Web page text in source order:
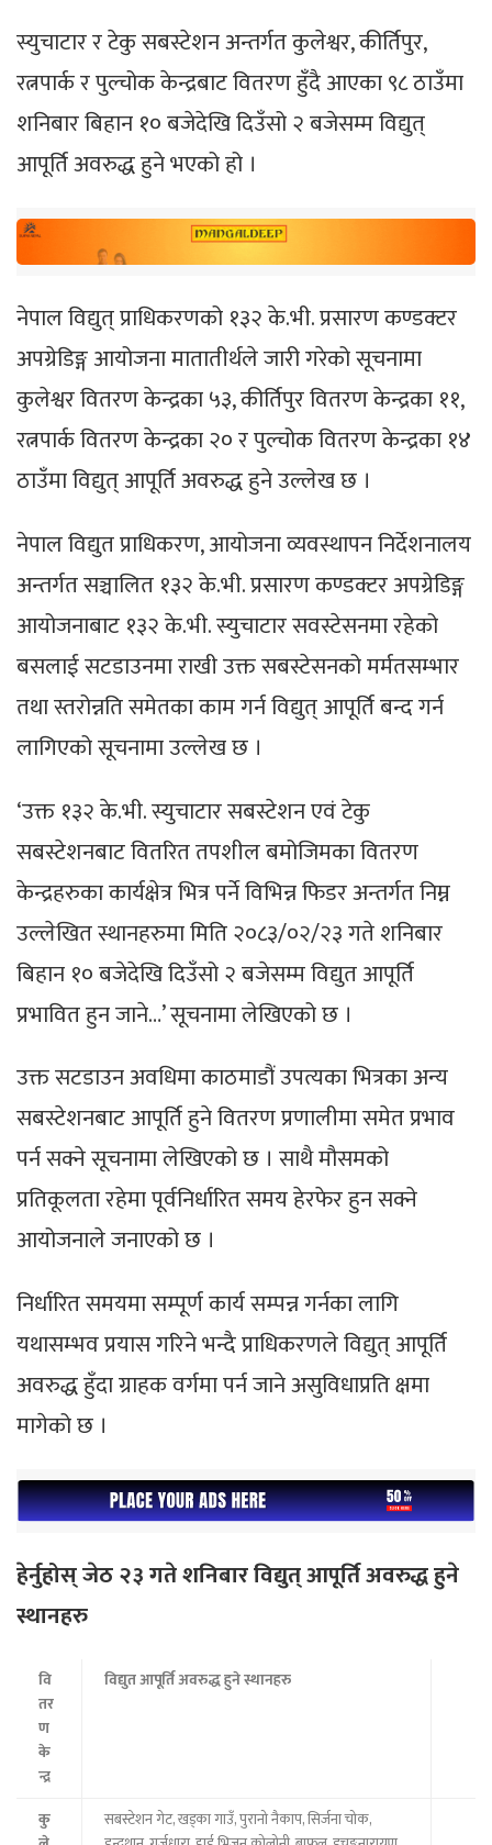
स्युचाटार र टेकु सबस्टेशन अन्तर्गत कुलेश्वर, कीर्तिपुर,
रत्नपार्क र पुल्चोक केन्द्रबाट वितरण हुँदै आएका ९८ ठाउँमा
शनिबार बिहान १० बजेदेखि दिउँसो २ बजेसम्म विद्युत्
आपूर्ति अवरुद्ध हुने भएको हो ।
नेपाल विद्युत् प्राधिकरणको १३२ के.भी. प्रसारण कण्डक्टर
अपग्रेडिङ्ग आयोजना मातातीर्थले जारी गरेको सूचनामा
कुलेश्वर वितरण केन्द्रका ५३, कीर्तिपुर वितरण केन्द्रका ११,
रत्नपार्क वितरण केन्द्रका २० र पुल्चोक वितरण केन्द्रका १४
ठाउँमा विद्युत् आपूर्ति अवरुद्ध हुने उल्लेख छ ।
नेपाल विद्युत प्राधिकरण, आयोजना व्यवस्थापन निर्देशनालय
अन्तर्गत सञ्चालित १३२ के.भी. प्रसारण कण्डक्टर अपग्रेडिङ्ग
आयोजनाबाट १३२ के.भी. स्युचाटार सवस्टेसनमा रहेको
बसलाई सटडाउनमा राखी उक्त सबस्टेसनको मर्मतसम्भार
तथा स्तरोन्नति समेतका काम गर्न विद्युत् आपूर्ति बन्द गर्न
लागिएको सूचनामा उल्लेख छ ।
‘उक्त १३२ के.भी. स्युचाटार सबस्टेशन एवं टेकु
सबस्टेशनबाट वितरित तपशील बमोजिमका वितरण
केन्द्रहरुका कार्यक्षेत्र भित्र पर्ने विभिन्न फिडर अन्तर्गत निम्न
उल्लेखित स्थानहरुमा मिति २०८३/०२/२३ गते शनिबार
बिहान १० बजेदेखि दिउँसो २ बजेसम्म विद्युत आपूर्ति
प्रभावित हुन जाने…’ सूचनामा लेखिएको छ ।
उक्त सटडाउन अवधिमा काठमाडौं उपत्यका भित्रका अन्य
सबस्टेशनबाट आपूर्ति हुने वितरण प्रणालीमा समेत प्रभाव
पर्न सक्ने सूचनामा लेखिएको छ । साथै मौसमको
प्रतिकूलता रहेमा पूर्वनिर्धारित समय हेरफेर हुन सक्ने
आयोजनाले जनाएको छ ।
निर्धारित समयमा सम्पूर्ण कार्य सम्पन्न गर्नका लागि
यथासम्भव प्रयास गरिने भन्दै प्राधिकरणले विद्युत् आपूर्ति
अवरुद्ध हुँदा ग्राहक वर्गमा पर्न जाने असुविधाप्रति क्षमा
मागेको छ ।
हेर्नुहोस् जेठ २३ गते शनिबार विद्युत् आपूर्ति अवरुद्ध हुने
स्थानहरु
वि
तर
ण
के
न्द्र
विद्युत आपूर्ति अवरुद्ध हुने स्थानहरु
कु
सबस्टेशन गेट, खड्का गाउँ, पुरानो नैकाप, सिर्जना चोक,